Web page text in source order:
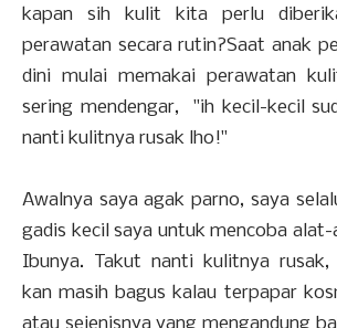
kapan sih kulit kita perlu
perawatan secara rutin?Saat anak
dini mulai memakai perawatan
sering mendengar, "ih kecil-kecil
nanti kulitnya rusak lho!"
Awalnya saya agak parno, saya
gadis kecil saya untuk mencoba
Ibunya. Takut nanti kulitnya
kan masih bagus kalau terpapar